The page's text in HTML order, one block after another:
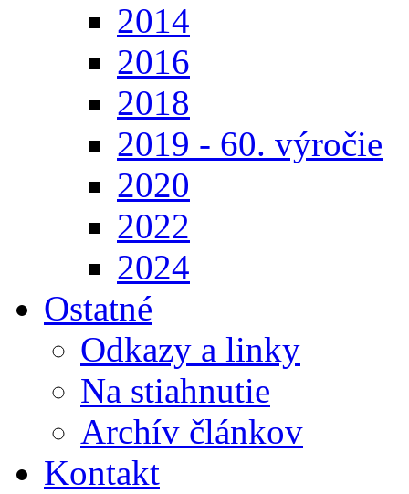
2014
2016
2018
2019 - 60. výročie
2020
2022
2024
Ostatné
Odkazy a linky
Na stiahnutie
Archív článkov
Kontakt